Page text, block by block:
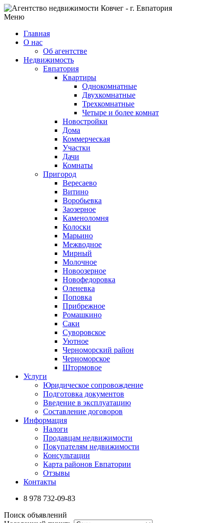
Меню
Главная
О нас
Об агентстве
Недвижимость
Евпатория
Квартиры
Однокомнатные
Двухкомнатные
Трехкомнатные
Четыре и более комнат
Новостройки
Дома
Коммерческая
Участки
Дачи
Комнаты
Пригород
Вересаево
Витино
Воробьевка
Заозерное
Каменоломня
Колоски
Марьино
Межводное
Мирный
Молочное
Новоозерное
Новофедоровка
Оленевка
Поповка
Прибрежное
Ромашкино
Саки
Суворовское
Уютное
Черноморский район
Черноморское
Штормовое
Услуги
Юридическое сопровождение
Подготовка документов
Введение в эксплуатацию
Составление договоров
Информация
Налоги
Продавцам недвижимости
Покупателям недвижимости
Консультации
Карта районов Евпатории
Отзывы
Контакты
8 978 732-09-83
Поиск объявлений